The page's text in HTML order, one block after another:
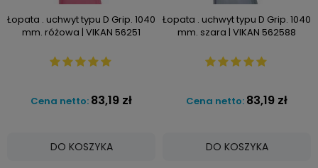
Łopata . uchwyt typu D Grip. 1040
mm. różowa | VIKAN 56251
Cena netto: 83,19 zł
DO KOSZYKA
Łopata . uchwyt typu D Grip. 1040
mm. szara | VIKAN 562588
Cena netto: 83,19 zł
DO KOSZYKA